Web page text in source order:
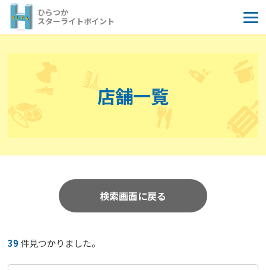
テ
ひらつか
スターライトポイント
店舗一覧
検索画面に戻る
39件見つかりました。